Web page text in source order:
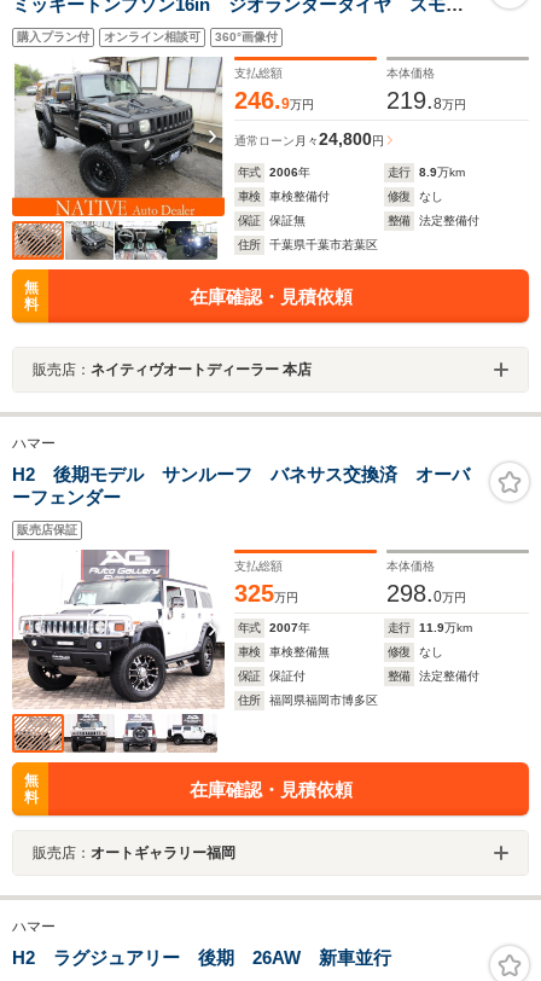
ミッキートンプソン16in ジオランダータイヤ スモー
クルーフマーカ― LEDウインカー スモークウインカ
ー LEDヘッドライト LEDフォグ BRANEWマフラー
購入プラン付 オンライン相談可 360°画像付
支払総額
246.9万円
本体価格
219.8万円
通常ローン 月々24,800円
年式 2006年 走行 8.9万km
車検
車検整備付 修復
なし
保証
保証無 整備
法定整備付
住所
千葉県千葉市若葉区
無
料
在庫確認・見積依頼
販売店： ネイティヴオートディーラー 本店
ハマー
H2 後期モデル サンルーフ バネサス交換済 オーバ
ーフェンダー
販売店保証
支払総額
325万円
本体価格
298.0万円
年式 2007年 走行 11.9万km
車検
車検整備無 修復
なし
保証
保証付 整備
法定整備付
住所
福岡県福岡市博多区
無
料
在庫確認・見積依頼
販売店： オートギャラリー福岡
ハマー
H2 ラグジュアリー 後期 26AW 新車並行